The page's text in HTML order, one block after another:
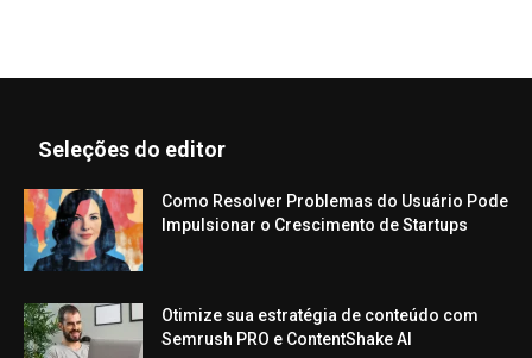
Seleções do editor
Como Resolver Problemas do Usuário Pode
Impulsionar o Crescimento de Startups
Otimize sua estratégia de conteúdo com
Semrush PRO e ContentShake AI